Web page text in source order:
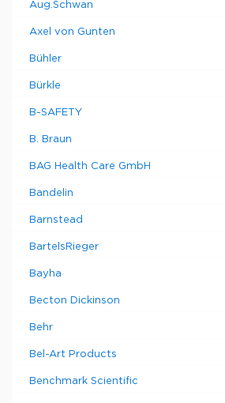
Aug.Schwan
Axel von Gunten
Bühler
Bürkle
B-SAFETY
B. Braun
BAG Health Care GmbH
Bandelin
Barnstead
BartelsRieger
Bayha
Becton Dickinson
Behr
Bel-Art Products
Benchmark Scientific